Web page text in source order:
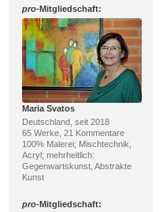
pro-Mitgliedschaft:
Maria Svatos
Deutschland, seit 2018
65 Werke, 21 Kommentare
100% Malerei; Mischtechnik,
Acryl; mehrheitlich:
Gegenwartskunst, Abstrakte
Kunst
pro-Mitgliedschaft: